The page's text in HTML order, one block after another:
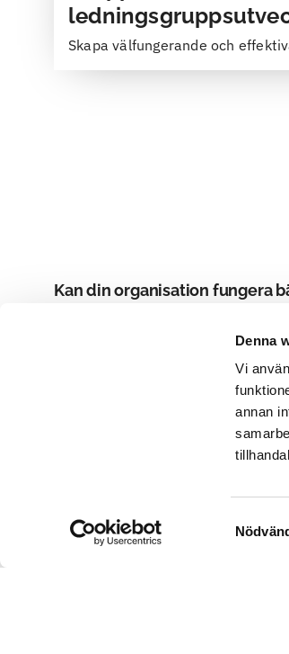
Denna
Vi
annan
Skapa välfungerande och
Så här kan våra
Kan din organisation fungera
Vi hjälper er att stärka er
utvecklingsprojekt som
andra insatser för ledare och